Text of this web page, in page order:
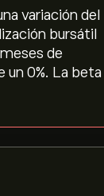
variación del
bursátil
de
un 0%. La beta